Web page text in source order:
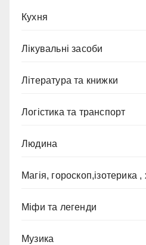
Кухня
Лікувальні засоби
Література та книжки
Логістика та транспорт
Людина
Магія, гороскоп,ізотерика ,
Міфи та легенди
Музика